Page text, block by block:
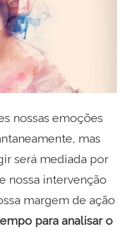
nossas emoções
mas
será mediada por
nossa intervenção
margem de ação
para analisar o